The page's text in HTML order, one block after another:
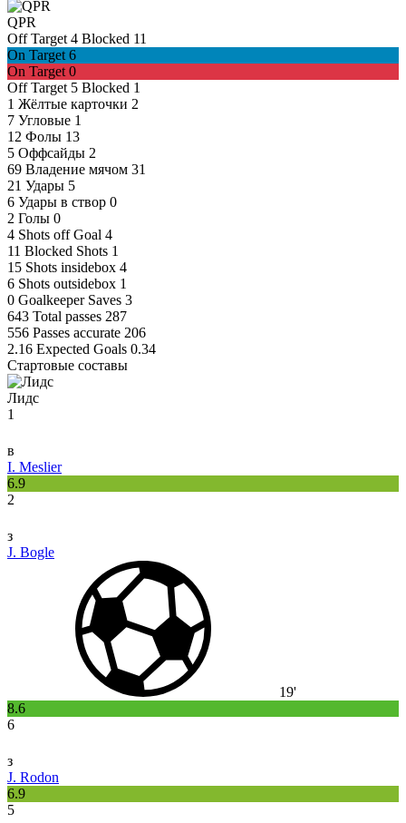
QPR
Off Target 4 Blocked 11
On Target 6
On Target 0
Off Target 5 Blocked 1
1 Жёлтые карточки 2
7 Угловые 1
12 Фолы 13
5 Оффсайды 2
69 Владение мячом 31
21 Удары 5
6 Удары в створ 0
2 Голы 0
4 Shots off Goal 4
11 Blocked Shots 1
15 Shots insidebox 4
6 Shots outsidebox 1
0 Goalkeeper Saves 3
643 Total passes 287
556 Passes accurate 206
2.16 Expected Goals 0.34
Стартовые составы
Лидс
1
в
I. Meslier
6.9
2
з
J. Bogle
19'
8.6
6
з
J. Rodon
6.9
5